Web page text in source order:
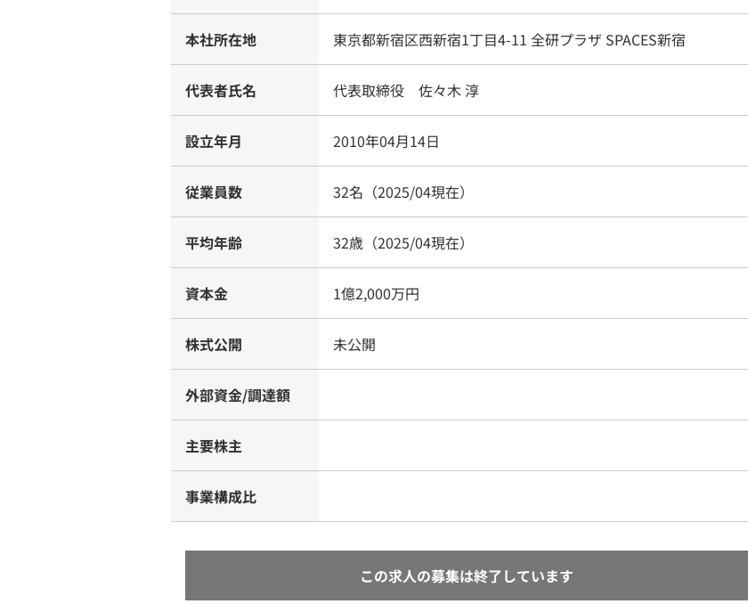
本社所在地 東京都新宿区西新宿1丁目4-11 全研プラザ SPACES新宿
代表者氏名 代表取締役 佐々木 淳
設立年月 2010年04月14日
従業員数 32名（2025/04現在）
平均年齢 32歳（2025/04現在）
資本金 1億2,000万円
株式公開 未公開
外部資金/調達額
主要株主
事業構成比
この求人の募集は終了しています